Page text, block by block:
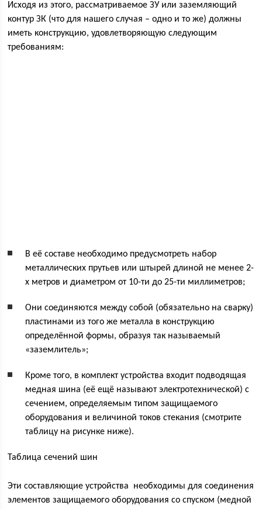
Исходя из этого, рассматриваемое ЗУ или заземляющий
контур ЗК (что для нашего случая – одно и то же) должны
иметь конструкцию, удовлетворяющую следующим
требованиям:
В её составе необходимо предусмотреть набор
металлических прутьев или штырей длиной не менее 2-
х метров и диаметром от 10-ти до 25-ти миллиметров;
Они соединяются между собой (обязательно на сварку)
пластинами из того же металла в конструкцию
определённой формы, образуя так называемый
«заземлитель»;
Кроме того, в комплект устройства входит подводящая
медная шина (её ещё называют электротехнической) с
сечением, определяемым типом защищаемого
оборудования и величиной токов стекания (смотрите
таблицу на рисунке ниже).
Таблица сечений шин
Эти составляющие устройства необходимы для соединения
элементов защищаемого оборудования со спуском (медной